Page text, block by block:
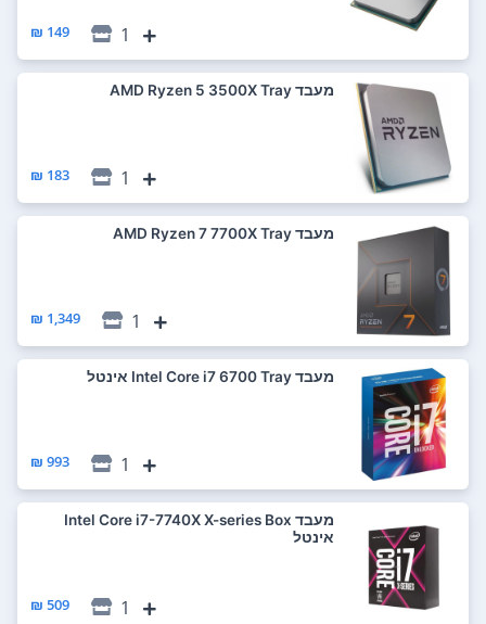
1
149 ₪
מעבד AMD Ryzen 5 3500X Tray
1
183 ₪
מעבד AMD Ryzen 7 7700X Tray
1
1,349 ₪
מעבד Intel Core i7 6700 Tray אינטל
1
993 ₪
מעבד Intel Core i7-7740X X-series Box
אינטל
1
509 ₪